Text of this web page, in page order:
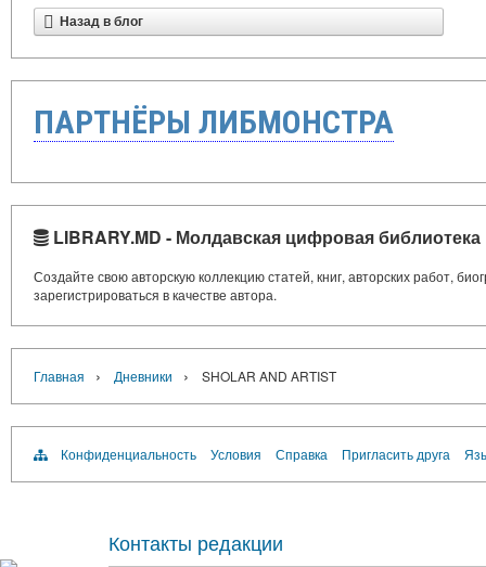
Назад в блог
ПАРТНЁРЫ ЛИБМОНСТРА
LIBRARY.MD - Молдавская цифровая библиотека
Создайте свою авторскую коллекцию статей, книг, авторских работ,
зарегистрироваться в качестве автора.
Главная › Дневники › SHOLAR AND ARTIST
Конфиденциальность Условия Справка Пригласить друга
Контакты редакции